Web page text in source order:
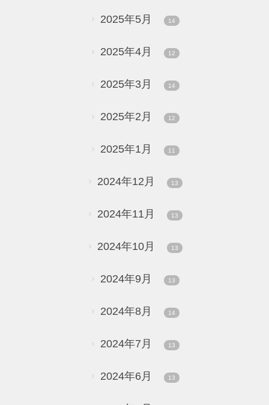
2025年5月 14
2025年4月 12
2025年3月 14
2025年2月 12
2025年1月 11
2024年12月 13
2024年11月 13
2024年10月 13
2024年9月 13
2024年8月 14
2024年7月 13
2024年6月 13